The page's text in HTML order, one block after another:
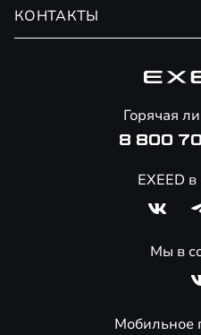
Сервис
Помощь на дорогах
КОНТАКТЫ
Мобильное
Горячая
8 800
EXEED
Мы в